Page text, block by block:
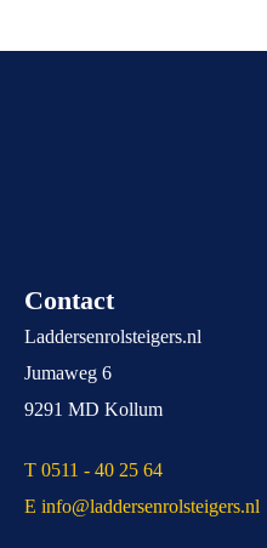
Contact
Laddersenrolsteigers.nl
Jumaweg 6
9291 MD Kollum
T 0511 - 40 25 64
E info@laddersenrolsteigers.nl